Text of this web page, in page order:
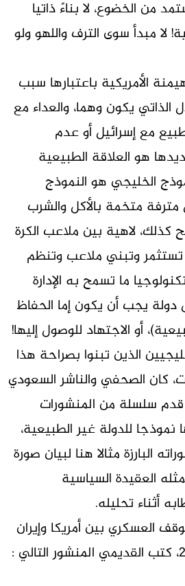
من الخضوع، لا بناءً ذاتيا
لا مبدأ سوى الترف واللهو ولو
الأمريكية باعتبارها سبب
الذاتي يكون وهما، والعداء مع
مع إسرائيل أو عدم
هو العلاقة الطبيعية
الخليجي هو النموذج
متخمة بالأكل والشرب
كذلك، لاهية بين ملاعب الكرة
تستثمر وتبني ملاعب وتنظم
ما تسمح به الإدارة
يجب أن يكون إما الحفاظ
أو الاجتهاد للوصول إليها!
الذين تبنوا بصراحة هذا
كان الصحفي والناشر السعودي
قدم سلسلة من المنشورات
نموذجا للدولة غير الطبيعية،
البارزة مثالا هنا لبيان صورة
العقيدة السياسية
أثناء تحليله.
العسكري بين أمريكا وإيران